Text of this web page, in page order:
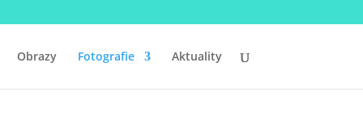
Obrazy Fotografie Aktuality